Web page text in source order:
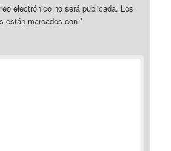
electrónico no será publicada. Los
están marcados con*